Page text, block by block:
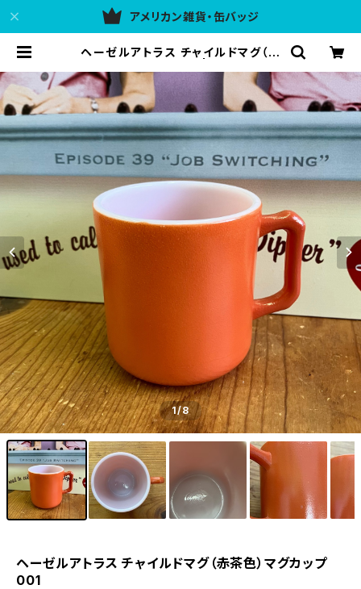
アメリカン雑貨・缶バッジ
ヘーゼルアトラス チャイルドマグ（赤
貨 437ULG
1/8
ヘーゼルアトラス チャイルドマグ（赤茶色）マグカップ
001